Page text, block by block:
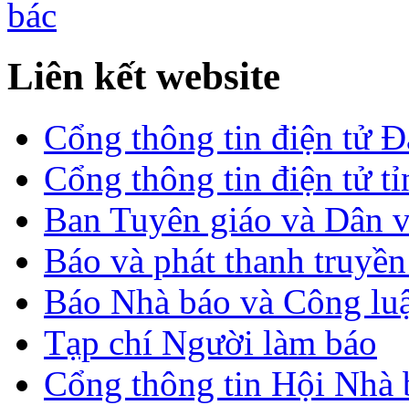
Liên kết website
Cổng thông tin điện tử
Cổng thông tin điện tử
Ban Tuyên giáo và Dân
Báo và phát thanh
Báo Nhà báo và Công
Tạp chí Người làm báo
Cổng thông tin Hội Nhà